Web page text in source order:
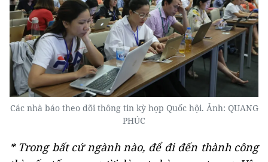
Các nhà báo theo dõi thông tin kỳ họp Quốc hội. Ảnh: QUANG
PHÚC
* Trong bất cứ ngành nào, để đi đến thành công